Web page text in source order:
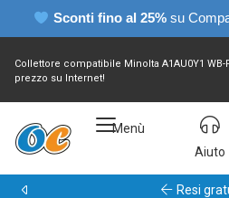
Sconti fino al 25% su
Collettore compatibile Minolta A1AU0Y1
prezzo su Internet!
Menù
Aiuto
Garanzia 24